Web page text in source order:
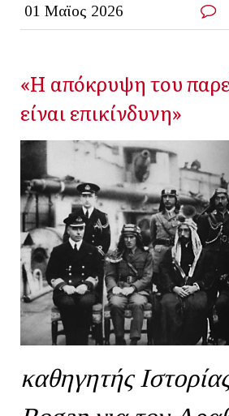
01 Μαϊος 2026
«Η απόκρυψη του
είναι επικίνδυνη»
καθηγητής